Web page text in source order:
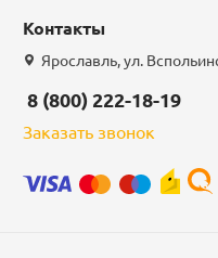
Контакты
Ярославль, ул.
8 (800) 222-18-19
Заказать звонок